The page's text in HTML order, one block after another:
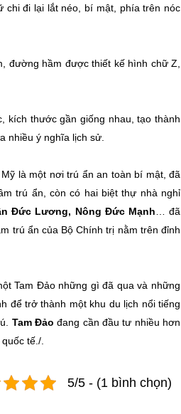
chi đi lại lắt néo, bí mật, phía trên nóc
đường hầm được thiết kế hình chữ Z,
kích thước gần giống nhau, tạo thành
nhiều ý nghĩa lịch sử.
là một nơi trú ẩn an toàn bí mật, đã
trú ẩn, còn có hai biệt thự nhà nghỉ
Đức Lương, Nông Đức Mạnh … đã
trú ẩn của Bộ Chính trị nằm trên đỉnh
Tam Đảo những gì đã qua và những
để trở thành một khu du lịch nổi tiếng
Tam Đảo đang cần đầu tư nhiều hơn
tế./.
5/5 - (1 bình chọn)